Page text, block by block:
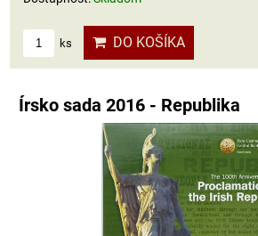
ks DO KOŠÍKA
Írsko sada 2016 - Republika